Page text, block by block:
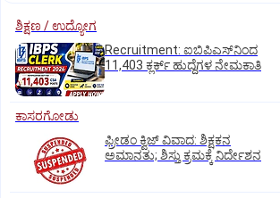
ಶಿಕ್ಷಣ / ಉದ್ಯೋಗ
Recruitment: ಐಬಿಪಿಎಸ್‌ನಿಂದ
11,403 ಕ್ಲರ್ಕ್‌ ಹುದ್ದೆಗಳ ನೇಮಕಾತಿ
ಕಾಸರಗೋಡು
ಫ್ರೀಡಂ ಕ್ವಿಜ್‌ ವಿವಾದ: ಶಿಕ್ಷಕನ
ಅಮಾನತು; ಶಿಸ್ತು ಕ್ರಮಕ್ಕೆ ನಿರ್ದೇಶನ